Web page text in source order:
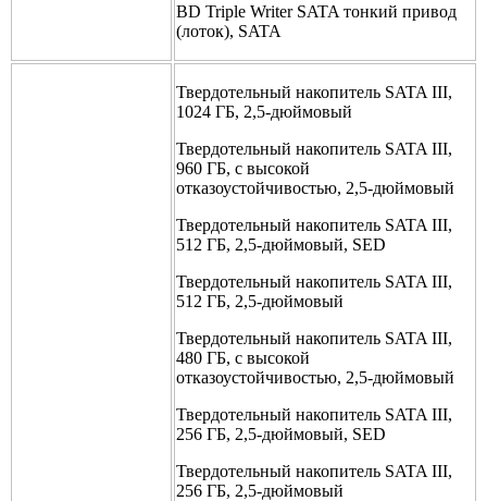
BD Triple Writer SATA тонкий привод
(лоток), SATA
Твердотельный накопитель SATA III,
1024 ГБ, 2,5-дюймовый
Твердотельный накопитель SATA III,
960 ГБ, с высокой
отказоустойчивостью, 2,5-дюймовый
Твердотельный накопитель SATA III,
512 ГБ, 2,5-дюймовый, SED
Твердотельный накопитель SATA III,
512 ГБ, 2,5-дюймовый
Твердотельный накопитель SATA III,
480 ГБ, с высокой
отказоустойчивостью, 2,5-дюймовый
Твердотельный накопитель SATA III,
256 ГБ, 2,5-дюймовый, SED
Твердотельный накопитель SATA III,
256 ГБ, 2,5-дюймовый